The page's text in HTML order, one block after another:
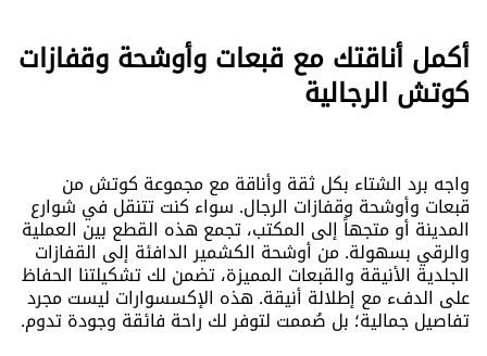
أكمل أناقتك مع قبعات وأوشحة وقفازات
كوتش الرجالية
واجه برد الشتاء بكل ثقة وأناقة مع مجموعة كوتش من
قبعات وأوشحة وقفازات الرجال. سواء كنت تتنقل في شوارع
المدينة أو متجهاً إلى المكتب، تجمع هذه القطع بين العملية
والرقي بسهولة. من أوشحة الكشمير الدافئة إلى القفازات
الجلدية الأنيقة والقبعات المميزة، تضمن لك تشكيلتنا الحفاظ
على الدفء مع إطلالة أنيقة. هذه الإكسسوارات ليست مجرد
تفاصيل جمالية؛ بل صُممت لتوفر لك راحة فائقة وجودة تدوم.